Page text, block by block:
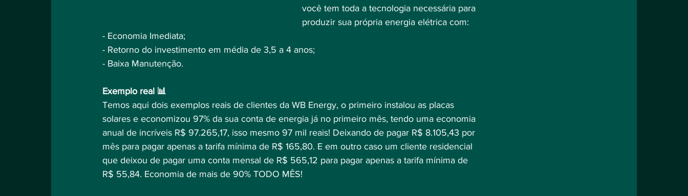
você tem toda a tecnologia necessária para
produzir sua própria energia elétrica com:⠀
- Economia Imediata;⠀
- Retorno do investimento em média de 3,5 a 4 anos;⠀
- Baixa Manutenção.⠀
Exemplo real 📊⠀
Temos aqui dois exemplos reais de clientes da WB Energy, o primeiro instalou as placas
solares e economizou 97% da sua conta de energia já no primeiro mês, tendo uma economia
anual de incríveis R$ 97.265,17, isso mesmo 97 mil reais! Deixando de pagar R$ 8.105,43 por
mês para pagar apenas a tarifa mínima de R$ 165,80. E em outro caso um cliente residencial
que deixou de pagar uma conta mensal de R$ 565,12 para pagar apenas a tarifa mínima de
R$ 55,84. Economia de mais de 90% TODO MÊS!